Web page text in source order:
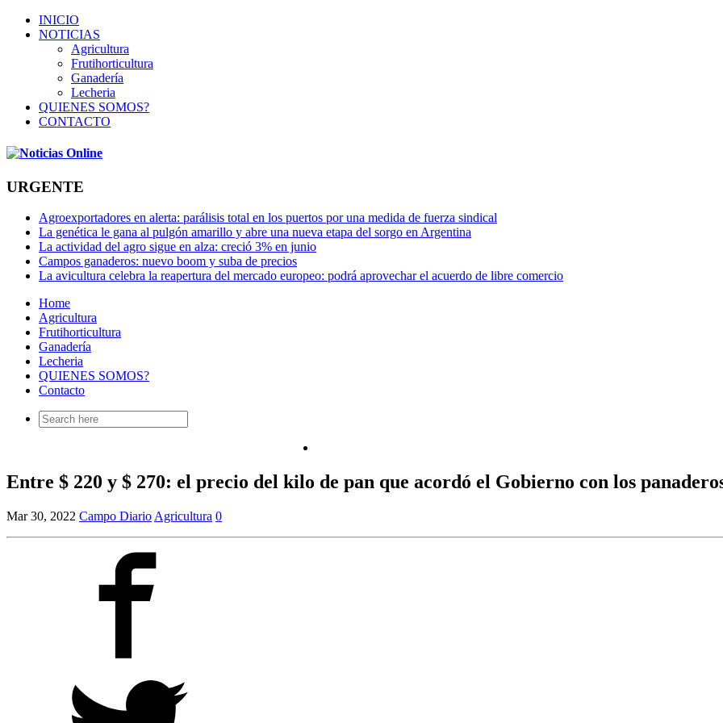
INICIO
NOTICIAS
Agricultura
Frutihorticultura
Ganadería
Lecheria
QUIENES SOMOS?
CONTACTO
URGENTE
Agroexportadores en alerta: parálisis total en los puertos por una medida de fuerza sindical
La genética le gana al pulgón amarillo y abre una nueva etapa del sorgo en Argentina
La actividad del agro sigue en alza: creció 3% en junio
Campos ganaderos: nuevo boom y suba de precios
La avicultura celebra la reapertura del mercado europeo: podrá aprovechar el acuerdo de libre comercio
Home
Agricultura
Frutihorticultura
Ganadería
Lecheria
QUIENES SOMOS?
Contacto
Search
for:
Entre $ 220 y $ 270: el precio del kilo de pan que acordó el Gobierno con los
Mar 30, 2022 Campo Diario Agricultura 0